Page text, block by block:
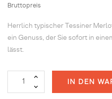
Bruttopreis
Herrlich typischer Tessiner
ein Genuss, der Sie sofort in
lässt.
IN DEN